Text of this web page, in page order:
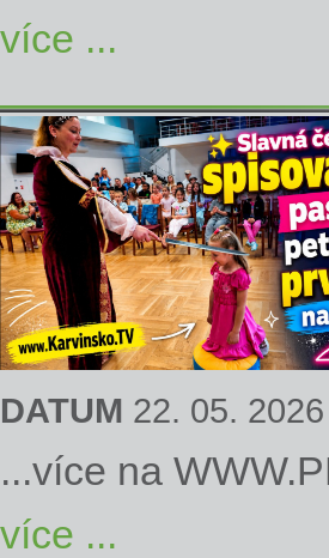
více ...
DATUM 22. 05. 2026
...více na
více ...